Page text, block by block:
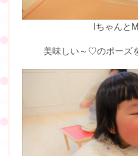
Iちゃんと
美味しい～♡のポーズ